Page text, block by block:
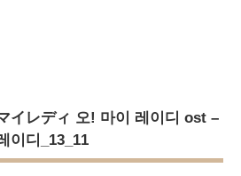
互RSS
TV
互RSS
イレディ 오! 마이 레이디 ost –
이디_13_11